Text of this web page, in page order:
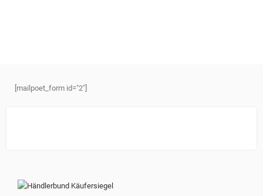
[mailpoet_form id="2"]